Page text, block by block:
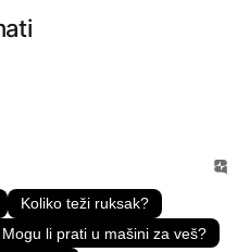
Koliko teži ruksak?
Mogu li prati u mašini za veš?